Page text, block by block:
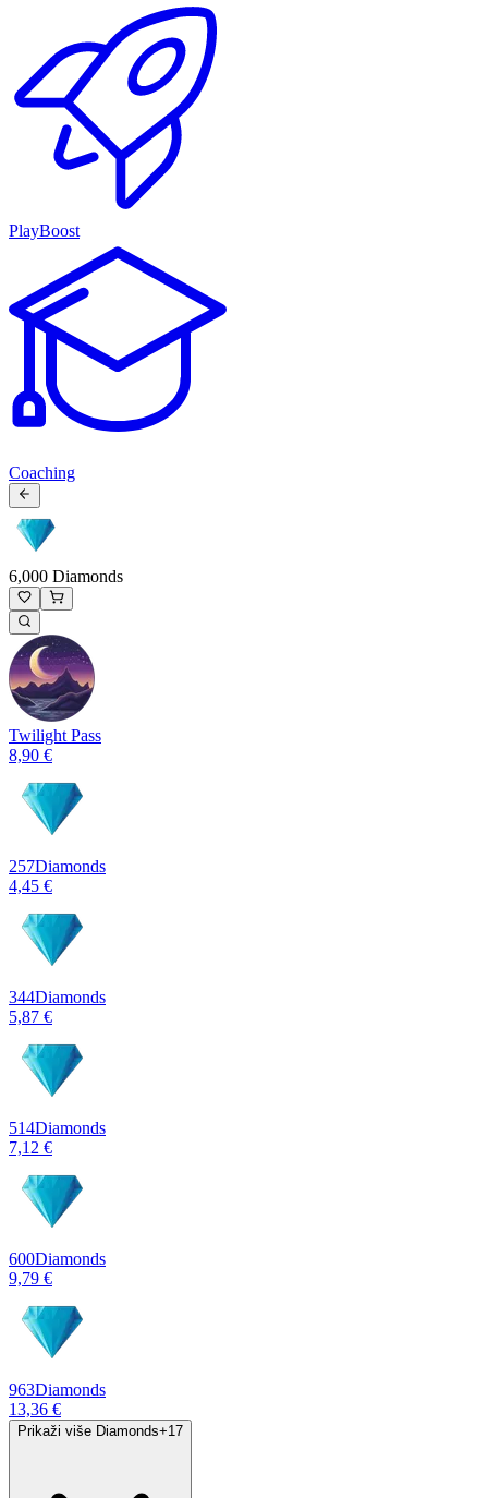
PlayBoost
Coaching
6,000 Diamonds
Twilight Pass
8,90 €
257Diamonds
4,45 €
344Diamonds
5,87 €
514Diamonds
7,12 €
600Diamonds
9,79 €
963Diamonds
13,36 €
Prikaži više Diamonds+17